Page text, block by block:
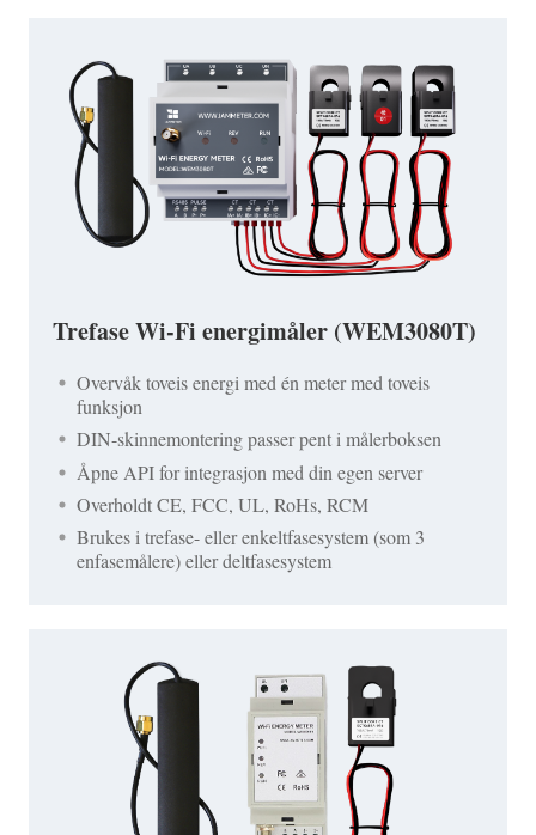
Trefase Wi-Fi energimåler (WEM3080T)
Overvåk toveis energi med én meter med toveis
funksjon
DIN-skinnemontering passer pent i målerboksen
Åpne API for integrasjon med din egen server
Overholdt CE, FCC, UL, RoHs, RCM
Brukes i trefase- eller enkeltfasesystem (som 3
enfasemålere) eller deltfasesystem